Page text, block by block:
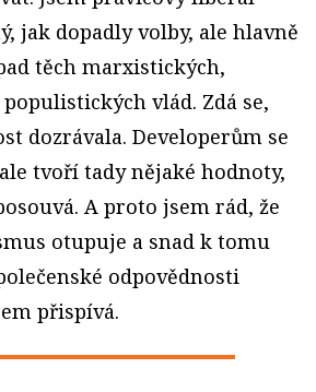
jak dopadly volby, ale hlavně
těch marxistických,
vlád. Zdá se,
dozrávala. Developerům se
tvoří tady nějaké hodnoty,
A proto jsem rád, že
otupuje a snad k tomu
odpovědnosti
přispívá.